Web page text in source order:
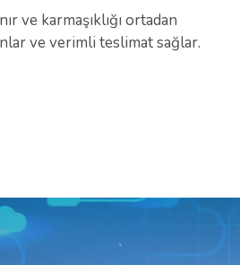
ve karmaşıklığı ortadan
ve verimli teslimat sağlar.